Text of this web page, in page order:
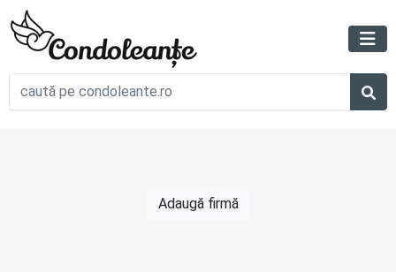
Adaugă firmă